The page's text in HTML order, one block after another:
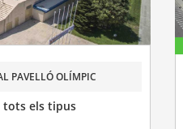
PAVELLÓ OLÍMPIC
tots els tipus